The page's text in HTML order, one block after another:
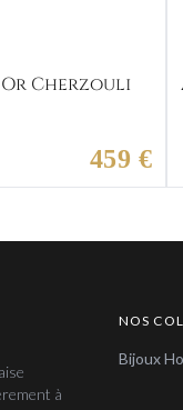
Cherzouli
459 €
à
NOS
Bijoux